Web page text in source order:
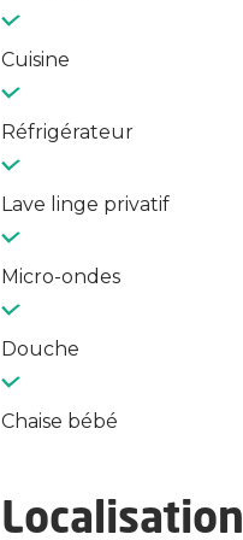
Cuisine
Réfrigérateur
Lave linge privatif
Micro-ondes
Douche
Chaise bébé
Localisation